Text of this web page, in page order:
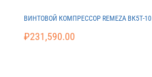
ВИНТОВОЙ КОМПРЕССОР REMEZA ВК5Т-10
₽231,590.00